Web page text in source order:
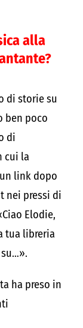
alla
di storie su
ben poco
di
cui la
link dopo
nei pressi di
Elodie,
tua libreria
ha preso in